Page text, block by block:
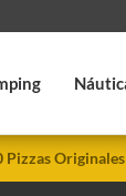
Pizzas Originales